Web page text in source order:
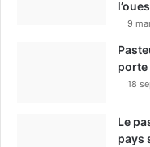
9
porte
18
Le
pays